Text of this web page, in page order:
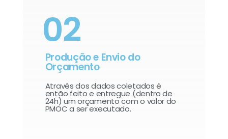
02
Produção e Envio do
Orçamento
Através dos dados coletados é
então feito e entregue (dentro de
24h) um orçamento com o valor do
PMOC a ser executado.